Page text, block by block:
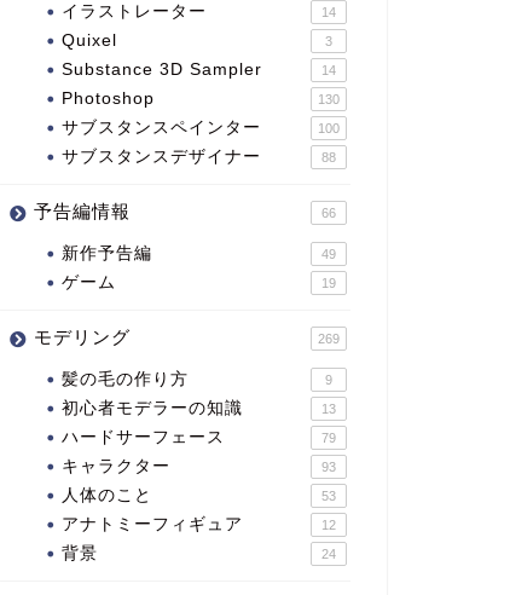
イラストレーター 14
Quixel 3
Substance 3D Sampler 14
Photoshop 130
サブスタンスペインター 100
サブスタンスデザイナー 88
予告編情報 66
新作予告編 49
ゲーム 19
モデリング 269
髪の毛の作り方 9
初心者モデラーの知識 13
ハードサーフェース 79
キャラクター 93
人体のこと 53
アナトミーフィギュア 12
背景 24